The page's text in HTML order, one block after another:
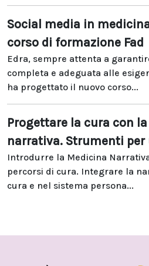
Social media in
corso di formazione Fad
Edra, sempre attenta a
completa e adeguata alle
ha progettato il nuovo corso...
Progettare la cura con
narrativa. Strumenti
Introdurre la Medicina
percorsi di cura. Integrare la
cura e nel sistema persona...